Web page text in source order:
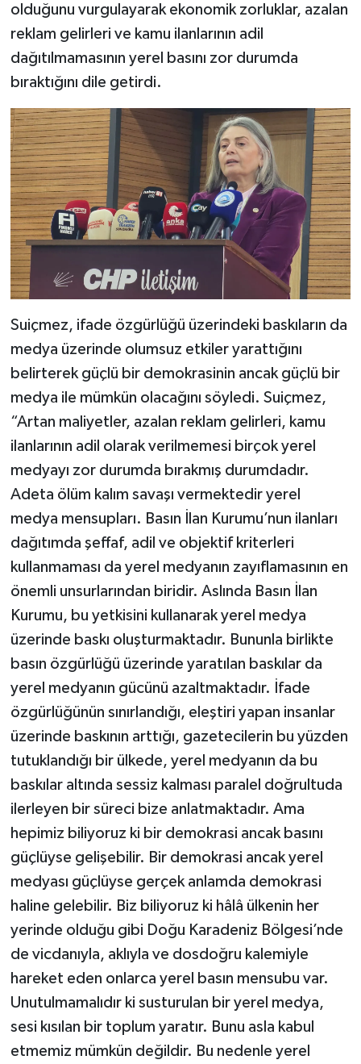
olduğunu vurgulayarak ekonomik zorluklar, azalan
reklam gelirleri ve kamu ilanlarının adil
dağıtılmamasının yerel basını zor durumda
bıraktığını dile getirdi.
Suiçmez, ifade özgürlüğü üzerindeki baskıların da
medya üzerinde olumsuz etkiler yarattığını
belirterek güçlü bir demokrasinin ancak güçlü bir
medya ile mümkün olacağını söyledi. Suiçmez,
“Artan maliyetler, azalan reklam gelirleri, kamu
ilanlarının adil olarak verilmemesi birçok yerel
medyayı zor durumda bırakmış durumdadır.
Adeta ölüm kalım savaşı vermektedir yerel
medya mensupları. Basın İlan Kurumu’nun ilanları
dağıtımda şeffaf, adil ve objektif kriterleri
kullanmaması da yerel medyanın zayıflamasının en
önemli unsurlarından biridir. Aslında Basın İlan
Kurumu, bu yetkisini kullanarak yerel medya
üzerinde baskı oluşturmaktadır. Bununla birlikte
basın özgürlüğü üzerinde yaratılan baskılar da
yerel medyanın gücünü azaltmaktadır. İfade
özgürlüğünün sınırlandığı, eleştiri yapan insanlar
üzerinde baskının arttığı, gazetecilerin bu yüzden
tutuklandığı bir ülkede, yerel medyanın da bu
baskılar altında sessiz kalması paralel doğrultuda
ilerleyen bir süreci bize anlatmaktadır. Ama
hepimiz biliyoruz ki bir demokrasi ancak basını
güçlüyse gelişebilir. Bir demokrasi ancak yerel
medyası güçlüyse gerçek anlamda demokrasi
haline gelebilir. Biz biliyoruz ki hâlâ ülkenin her
yerinde olduğu gibi Doğu Karadeniz Bölgesi’nde
de vicdanıyla, aklıyla ve dosdoğru kalemiyle
hareket eden onlarca yerel basın mensubu var.
Unutulmamalıdır ki susturulan bir yerel medya,
sesi kısılan bir toplum yaratır. Bunu asla kabul
etmemiz mümkün değildir. Bu nedenle yerel